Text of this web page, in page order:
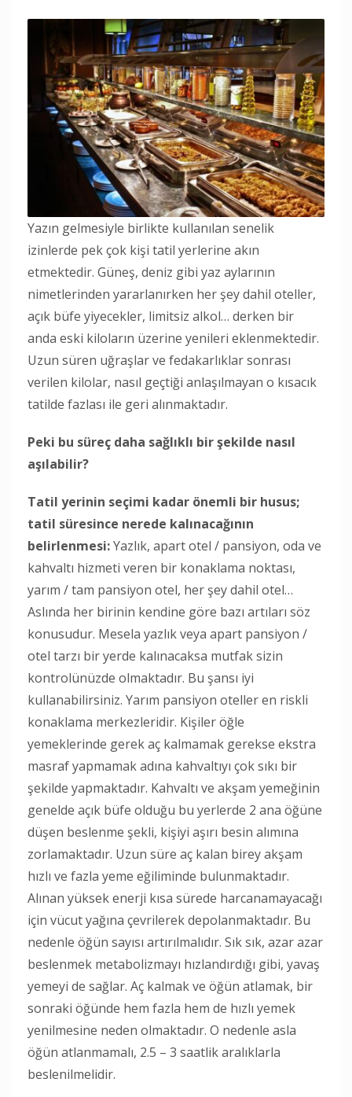
Yazın gelmesiyle birlikte kullanılan senelik
izinlerde pek çok kişi tatil yerlerine akın
etmektedir. Güneş, deniz gibi yaz aylarının
nimetlerinden yararlanırken her şey dahil oteller,
açık büfe yiyecekler, limitsiz alkol… derken bir
anda eski kiloların üzerine yenileri eklenmektedir.
Uzun süren uğraşlar ve fedakarlıklar sonrası
verilen kilolar, nasıl geçtiği anlaşılmayan o kısacık
tatilde fazlası ile geri alınmaktadır.
Peki bu süreç daha sağlıklı bir şekilde nasıl
aşılabilir?
Tatil yerinin seçimi kadar önemli bir husus;
tatil süresince nerede kalınacağının
belirlenmesi:Yazlık, apart otel / pansiyon, oda ve
kahvaltı hizmeti veren bir konaklama noktası,
yarım / tam pansiyon otel, her şey dahil otel…
Aslında her birinin kendine göre bazı artıları söz
konusudur. Mesela yazlık veya apart pansiyon /
otel tarzı bir yerde kalınacaksa mutfak sizin
kontrolünüzde olmaktadır. Bu şansı iyi
kullanabilirsiniz. Yarım pansiyon oteller en riskli
konaklama merkezleridir. Kişiler öğle
yemeklerinde gerek aç kalmamak gerekse ekstra
masraf yapmamak adına kahvaltıyı çok sıkı bir
şekilde yapmaktadır. Kahvaltı ve akşam yemeğinin
genelde açık büfe olduğu bu yerlerde 2 ana öğüne
düşen beslenme şekli, kişiyi aşırı besin alımına
zorlamaktadır. Uzun süre aç kalan birey akşam
hızlı ve fazla yeme eğiliminde bulunmaktadır.
Alınan yüksek enerji kısa sürede harcanamayacağı
için vücut yağına çevrilerek depolanmaktadır. Bu
nedenle öğün sayısı artırılmalıdır. Sık sık, azar azar
beslenmek metabolizmayı hızlandırdığı gibi, yavaş
yemeyi de sağlar. Aç kalmak ve öğün atlamak, bir
sonraki öğünde hem fazla hem de hızlı yemek
yenilmesine neden olmaktadır. O nedenle asla
öğün atlanmamalı, 2.5 – 3 saatlik aralıklarla
beslenilmelidir.